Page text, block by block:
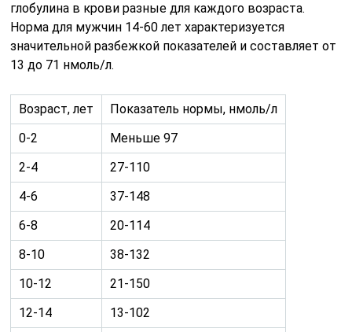
глобулина в крови разные для каждого возраста.
Норма для мужчин 14-60 лет характеризуется
значительной разбежкой показателей и составляет от
13 до 71 нмоль/л.
Возраст, лет
Показатель нормы, нмоль/л
0-2
Меньше 97
2-4
27-110
4-6
37-148
6-8
20-114
8-10
38-132
10-12
21-150
12-14
13-102